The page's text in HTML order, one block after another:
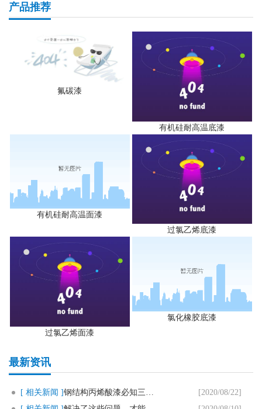
产品推荐
氟碳漆
有机硅耐高温底漆
有机硅耐高温面漆
过氯乙烯底漆
过氯乙烯面漆
氯化橡胶底漆
最新资讯
[ 相关新闻 ]
[2020/08/22]